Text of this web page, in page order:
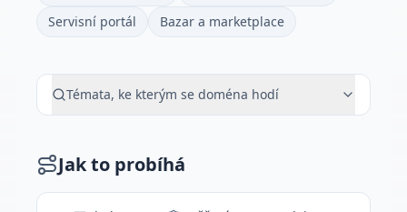
Servisní portál
Bazar a marketplace
Témata, ke kterým se doména hodí
Jak to probíhá